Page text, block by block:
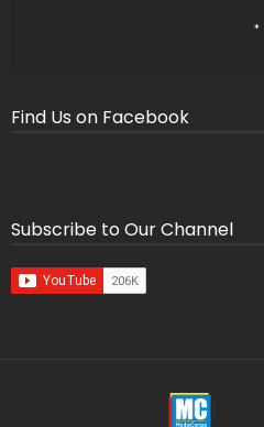
Find Us on Facebook
Subscribe to Our Channel